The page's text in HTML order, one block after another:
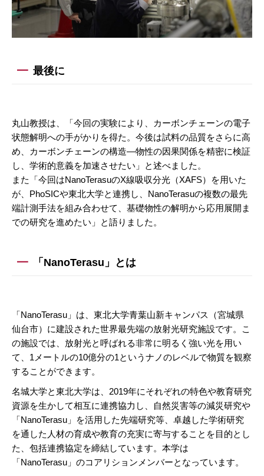
最後に
丸山教授は、「今回の実験により、カーボンチェーンの電子
状態解明への手がかりを得た。今後は試料の品質をさらに高
め、カーボンチェーンの構造—物性の因果関係を精密に検証
し、学術的意義を加速させたい」と述べました。
また「今回はNanoTerasuのX線吸収分光（XAFS）を用いた
が、PhoSICや東北大学と連携し、NanoTerasuの複数の最先
端計測手法を組み合わせて、基礎物性の解明から応用展開ま
での研究を進めたい」と語りました。
「NanoTerasu」とは
「NanoTerasu」は、東北大学青葉山新キャンパス（宮城県
仙台市）に建設された世界最先端の放射光研究施設です。こ
の施設では、放射光と呼ばれる非常に明るく強い光を用い
て、1メートルの10億分の1というナノのレベルで物質を観察
することができます。
名城大学と東北大学は、2019年にそれぞれの特色や教育研究
資源を生かして相互に連携協力し、自然災害等の減災研究や
「NanoTerasu」を活用した先端研究等、卓越した学術研究
を通した人材の育成や教育の充実に寄与することを目的とし
た、包括連携協定を締結しています。本学は
「NanoTerasu」のコアリションメンバーとなっています。